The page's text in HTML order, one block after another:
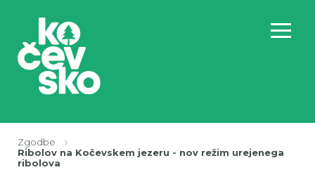
Drobtinice
Zgodbe
Ribolov na Kočevskem jezeru - nov režim urejenega
ribolova